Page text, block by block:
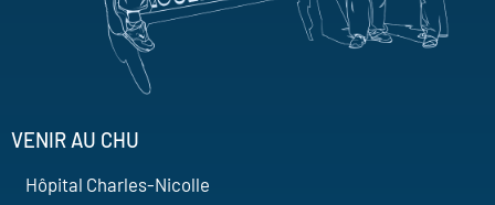
VENIR AU CHU
Hôpital Charles-Nicolle